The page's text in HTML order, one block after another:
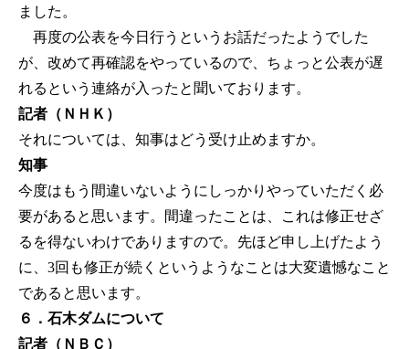
ました。
再度の公表を今日行うというお話だったようでした
が、改めて再確認をやっているので、ちょっと公表が遅
れるという連絡が入ったと聞いております。
記者（ＮＨＫ）
それについては、知事はどう受け止めますか。
知事
今度はもう間違いないようにしっかりやっていただく必
要があると思います。間違ったことは、これは修正せざ
るを得ないわけでありますので。先ほど申し上げたよう
に、3回も修正が続くというようなことは大変遺憾なこと
であると思います。
６．石木ダムについて
記者（ＮＢＣ）